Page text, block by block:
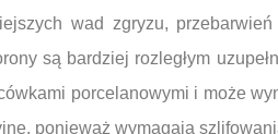
wad zgryzu,
są bardziej rozległym
porcelanowymi i może
ponieważ wymagają